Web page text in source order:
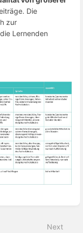
Die
zur
Lernenden
Next